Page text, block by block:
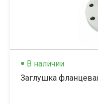
В наличии
Заглушка